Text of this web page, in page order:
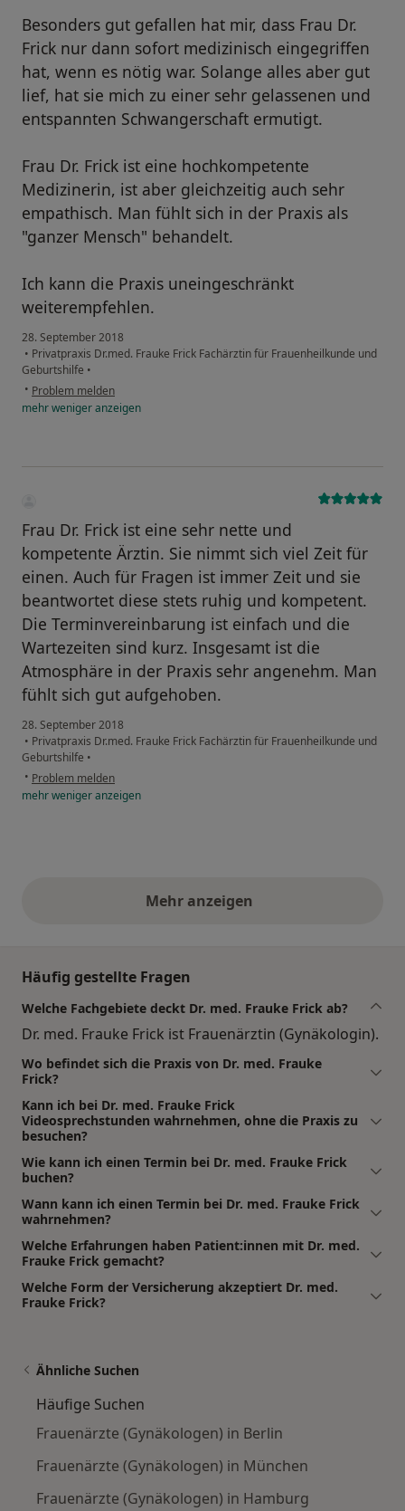
Besonders gut gefallen hat mir, dass Frau Dr.
Frick nur dann sofort medizinisch eingegriffen
hat, wenn es nötig war. Solange alles aber gut
lief, hat sie mich zu einer sehr gelassenen und
entspannten Schwangerschaft ermutigt.
Frau Dr. Frick ist eine hochkompetente
Medizinerin, ist aber gleichzeitig auch sehr
empathisch. Man fühlt sich in der Praxis als
"ganzer Mensch" behandelt.
Ich kann die Praxis uneingeschränkt
weiterempfehlen.
28. September 2018
• Privatpraxis Dr.med. Frauke Frick Fachärztin für Frauenheilkunde und
Geburtshilfe •
• Problem melden
mehrwenigeranzeigen
Frau Dr. Frick ist eine sehr nette und
kompetente Ärztin. Sie nimmt sich viel Zeit für
einen. Auch für Fragen ist immer Zeit und sie
beantwortet diese stets ruhig und kompetent.
Die Terminvereinbarung ist einfach und die
Wartezeiten sind kurz. Insgesamt ist die
Atmosphäre in der Praxis sehr angenehm. Man
fühlt sich gut aufgehoben.
28. September 2018
• Privatpraxis Dr.med. Frauke Frick Fachärztin für Frauenheilkunde und
Geburtshilfe •
• Problem melden
mehrwenigeranzeigen
Mehr anzeigenobige Stellungnahmen
Häufig gestellte Fragen
Welche Fachgebiete deckt Dr. med. Frauke Frick ab?
Dr. med. Frauke Frick ist Frauenärztin (Gynäkologin).
Wo befindet sich die Praxis von Dr. med. Frauke
Frick?
Kann ich bei Dr. med. Frauke Frick
Videosprechstunden wahrnehmen, ohne die Praxis zu
besuchen?
Wie kann ich einen Termin bei Dr. med. Frauke Frick
buchen?
Wann kann ich einen Termin bei Dr. med. Frauke Frick
wahrnehmen?
Welche Erfahrungen haben Patient:innen mit Dr. med.
Frauke Frick gemacht?
Welche Form der Versicherung akzeptiert Dr. med.
Frauke Frick?
Ähnliche Suchen
Häufige Suchen
Frauenärzte (Gynäkologen) in Berlin
Frauenärzte (Gynäkologen) in München
Frauenärzte (Gynäkologen) in Hamburg